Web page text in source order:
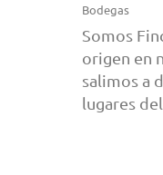
Bodegas
Somos
origen en
salimos a
lugares